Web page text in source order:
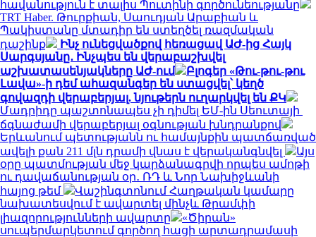
հավանություն է տալիս Պուտինի գործունեությանը
TRT Haber. Թուրքիան, Սաուդյան Արաբիան և
Պակիստանը մտադիր են ստեղծել ռազմական
դաշինք
Ինչ ունեցվածքով հեռացավ ԱԺ-ից Հայկ
Սարգսյանը․ Ինչպես են վերաբաշխվել
աշխատասենյակները ԱԺ-ում
Բլոգեր «Թու-թու-թու
Լավա»-ի դեմ ահազանգեր են ստացվել՝ կեղծ
գովազդի վերաբերյալ. նյութերն ուղարկվել են ՔԿ
Մադրիդը պաշտոնապես չի դիմել ԵՄ-ին Սեուտայի ​​
ճգնաժամի վերաբերյալ օգնության խնդրանքով
Երևանում պետությանն ու համայնքին պատճառված
ավելի քան 211 մլն դրամի վնաս է վերականգնվել
Այս
օրը պատմության մեջ կարձանագրվի որպես ամոթի
ու դավաճանության օր․ ՌԴ և Նոր Նախիջևանի
հայոց թեմ
Վաշինգտոնում Հաղթական կամարը
նախատեսվում է ավարտել մինչև Թրամփի
լիազորությունների ավարտը
«Ծիրան»
սուպերմարկետում գործող հացի արտադրամասի